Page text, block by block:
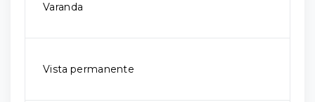
Varanda
Vista permanente